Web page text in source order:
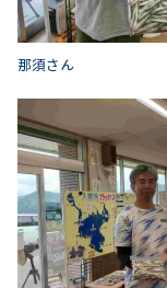
那須さん